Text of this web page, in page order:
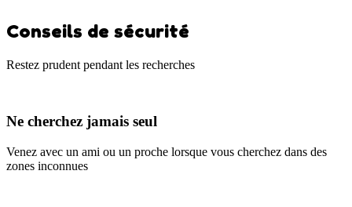
Conseils de sécurité
Restez prudent pendant les recherches
Ne cherchez jamais seul
Venez avec un ami ou un proche lorsque vous cherchez dans des
zones inconnues